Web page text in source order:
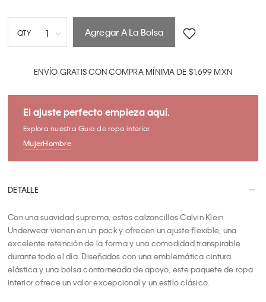
QTY 1
8
10
Agregar A La Bolsa
ENVÍO GRATIS CON COMPRA MÍNIMA DE $1,699 MXN
El ajuste perfecto empieza aquí.
Explora nuestra Guía de ropa interior.
MujerHombre
DETALLE
Con una suavidad suprema, estos calzoncillos Calvin Klein
Underwear vienen en un pack y ofrecen un ajuste flexible, una
excelente retención de la forma y una comodidad transpirable
durante todo el día. Diseñados con una emblemática cintura
elástica y una bolsa contorneada de apoyo, este paquete de ropa
interior ofrece un valor excepcional y un estilo clásico.